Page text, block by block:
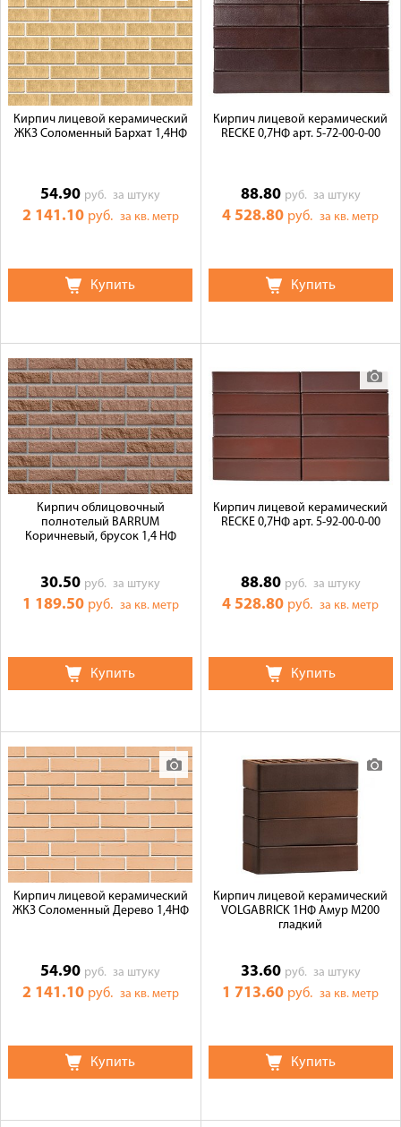
Кирпич лицевой керамический
ЖКЗ Соломенный Бархат 1,4НФ
54.90 руб.за штуку
2 141.10 руб. за кв. метр
Купить
Кирпич лицевой керамический
RECKE 0,7НФ арт. 5-72-00-0-00
88.80 руб. за штуку
4 528.80 руб.за кв. метр
Купить
Кирпич облицовочный
полнотелый BARRUM
Коричневый, брусок 1,4 НФ
30.50 руб.за штуку
1 189.50 руб. за кв. метр
Купить
Кирпич лицевой керамический
RECKE 0,7НФ арт. 5-92-00-0-00
88.80 руб. за штуку
4 528.80 руб.за кв. метр
Купить
Кирпич лицевой керамический
ЖКЗ Соломенный Дерево 1,4НФ
54.90 руб.за штуку
2 141.10 руб. за кв. метр
Купить
Кирпич лицевой керамический
VOLGABRICK 1НФ Амур М200
гладкий
33.60 руб. за штуку
1 713.60 руб.за кв. метр
Купить